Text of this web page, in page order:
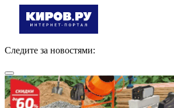
Следите за новостями: